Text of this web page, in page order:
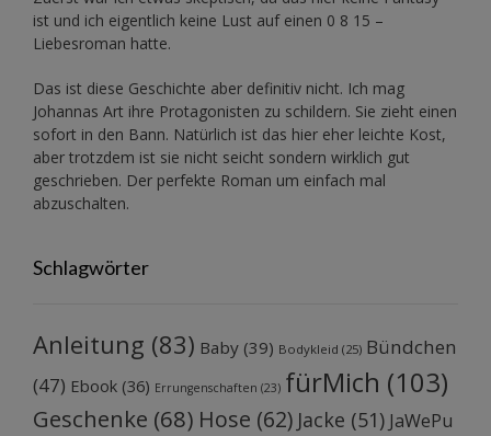
ist und ich eigentlich keine Lust auf einen 0 8 15 –
Liebesroman hatte.
Das ist diese Geschichte aber definitiv nicht. Ich mag
Johannas Art ihre Protagonisten zu schildern. Sie zieht einen
sofort in den Bann. Natürlich ist das hier eher leichte Kost,
aber trotzdem ist sie nicht seicht sondern wirklich gut
geschrieben. Der perfekte Roman um einfach mal
abzuschalten.
Schlagwörter
Anleitung (83) Baby (39) Bodykleid (25) Bündchen
(47) Ebook (36) Errungenschaften (23) fürMich (103)
Geschenke (68) Hose (62) Jacke (51) JaWePu